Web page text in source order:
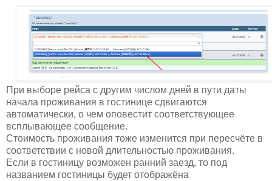
При выборе рейса с другим числом дней в пути даты
начала проживания в гостинице сдвигаются
автоматически, о чем оповестит соответствующее
всплывающее сообщение.
Стоимость проживания тоже изменится при пересчёте в
соответствии с новой длительностью проживания.
Если в гостиницу возможен ранний заезд, то под
названием гостиницы будет отображёна